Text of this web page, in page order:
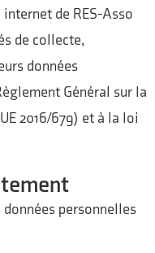
de RES-Asso
de collecte,
données
Général sur la
2016/679) et à la loi
personnelles